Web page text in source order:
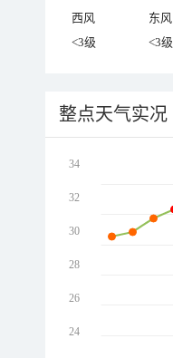
西风 东风
<3级
<3级
整点天气实况
34
32
30
28
26
24